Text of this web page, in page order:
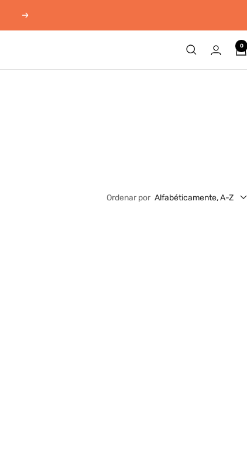
Siguiente
0
Ordenar por Alfabéticamente, A-Z